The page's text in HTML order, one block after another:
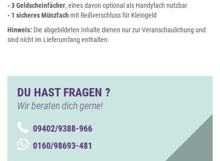
- 3 Geldscheinfächer, eines davon optional als Handyfach nutzbar
- 1 sicheres Münzfach mit Reißverschluss für Kleingeld
Hinweis: Die abgebildeten Inhalte dienen nur zur Veranschaulichung und
sind nicht im Lieferumfang enthalten.
DU HAST FRAGEN ?
Wir beraten dich gerne!
09402/9388-966
0160/98693-481